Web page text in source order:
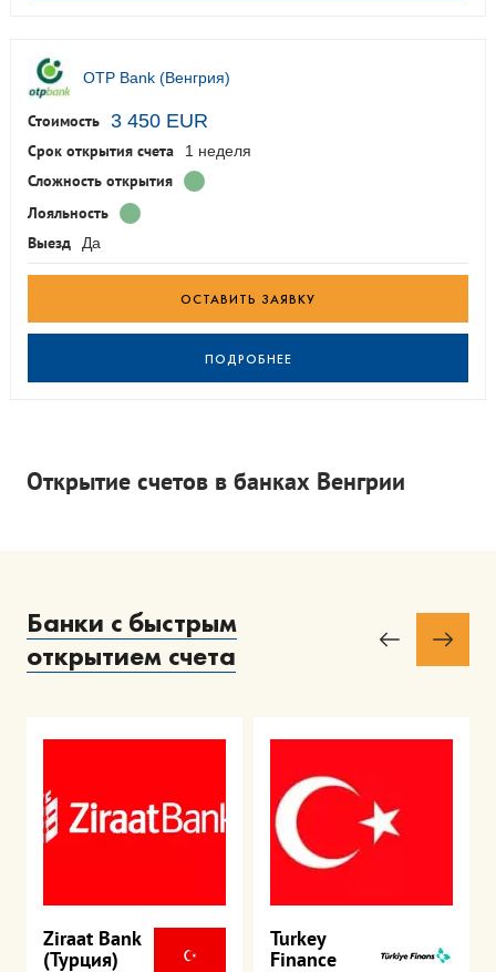
OTP Bank (Венгрия)
Стоимость 3 450 EUR
Срок открытия счета 1 неделя
Сложность открытия
Лояльность
Выезд
Да
ОСТАВИТЬ ЗАЯВКУ
ПОДРОБНЕЕ
Открытие счетов в банках Венгрии
Банки с быстрым
открытием счета
Ziraat Bank
(Турция)
Turkey
Finance